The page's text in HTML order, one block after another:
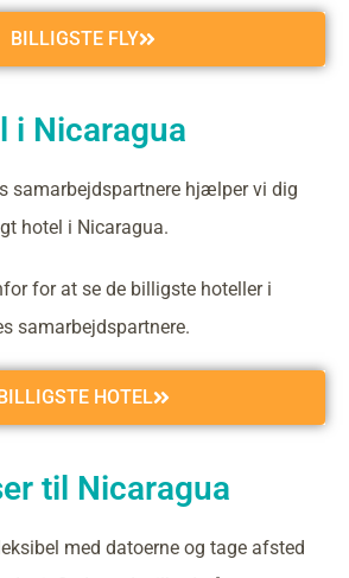
BILLIGSTE FLY
i Nicaragua
samarbejdspartnere hjælper vi dig
hotel i Nicaragua.
for at se de billigste hoteller i
samarbejdspartnere.
HOTEL
til Nicaragua
med datoerne og tage afsted